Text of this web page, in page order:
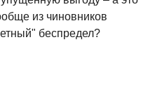
из чиновников
беспредел?